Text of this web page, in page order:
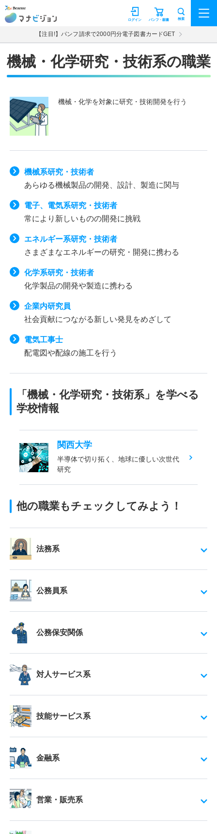
マナビジョン パンフ・願書
ログイン 検索
【注目!】パンフ請求で2000円分電子図書カードGET
機械・化学研究・技術系の職業
機械・化学を対象に研究・技術開発を行う
機械系研究・技術者
あらゆる機械製品の開発、設計、製造に関与
電子、電気系研究・技術者
常により新しいものの開発に挑戦
エネルギー系研究・技術者
さまざまなエネルギーの研究・開発に携わる
化学系研究・技術者
化学製品の開発や製造に携わる
企業内研究員
社会貢献につながる新しい発見をめざして
電気工事士
配電図や配線の施工を行う
「機械・化学研究・技術系」を学べる
学校情報
関西大学
半導体で切り拓く、地球に優しい次世代
研究
他の職業もチェックしてみよう！
法務系
公務員系
公務保安関係
対人サービス系
技能サービス系
金融系
営業・販売系